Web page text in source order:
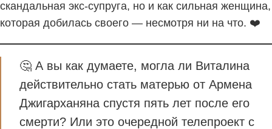
скандальная экс-супруга, но и как сильная женщина,
которая добилась своего — несмотря ни на что. ❤️
🤔 А вы как думаете, могла ли Виталина
действительно стать матерью от Армена
Джигарханяна спустя пять лет после его
смерти? Или это очередной телепроект с